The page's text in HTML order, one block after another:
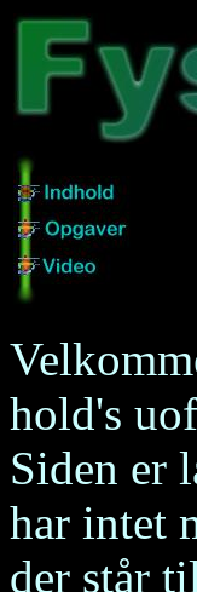
hold's
Siden er
har intet
der står